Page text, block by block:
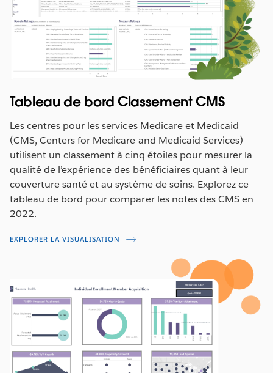
Tableau de bord Classement CMS
Les centres pour les services Medicare et Medicaid
(CMS, Centers for Medicare and Medicaid Services)
utilisent un classement à cinq étoiles pour mesurer la
qualité de l’expérience des bénéficiaires quant à leur
couverture santé et au système de soins. Explorez ce
tableau de bord pour comparer les notes des CMS en
2022.
EXPLORER LA VISUALISATION